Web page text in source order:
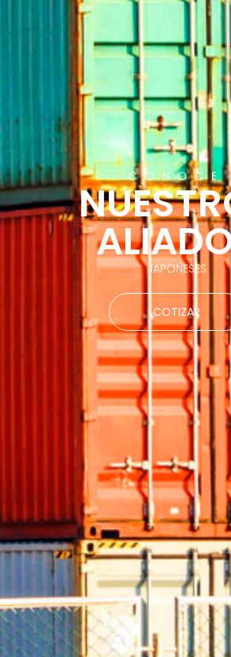
CONOCE
JAPONESES
COTIZAR